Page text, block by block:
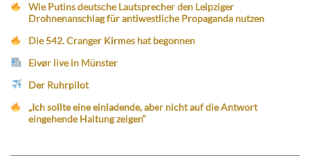
Wie Putins deutsche Lautsprecher den Leipziger
Drohnenanschlag für antiwestliche Propaganda nutzen
Die 542. Cranger Kirmes hat begonnen
Eivør live in Münster
Der Ruhrpilot
„Ich sollte eine einladende, aber nicht auf die Antwort
eingehende Haltung zeigen“